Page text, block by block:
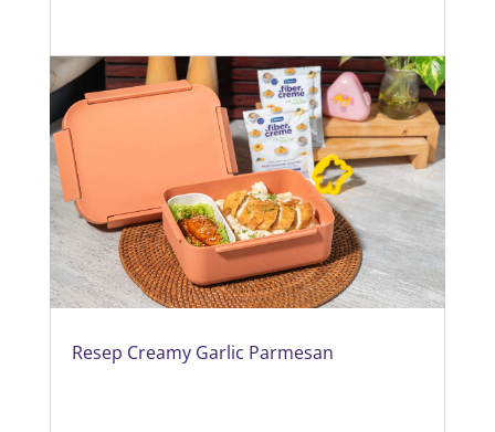
Resep Creamy Garlic Parmesan